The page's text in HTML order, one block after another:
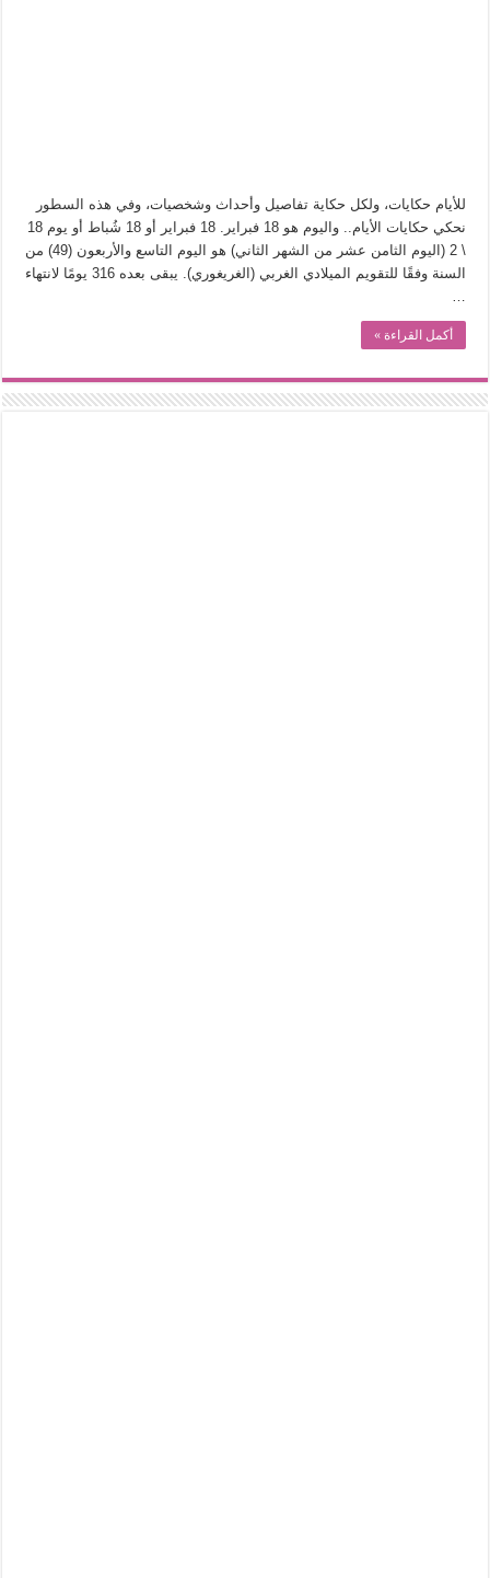
الطعام في الحضارة الإسلامية.. تاريخ يُقرأ بالنكهات
يوم شاهدت زينات صدقي على المسرح وسرحت!
للأيام حكايات، ولكل حكاية تفاصيل وأحداث وشخصيات، وفي هذه السطور
نحكي حكايات الأيام.. واليوم هو 18 فبراير. 18 فبراير أو 18 شُباط أو يوم 18
\ 2 (اليوم الثامن عشر من الشهر الثاني) هو اليوم التاسع والأربعون (49) من
السنة وفقًا للتقويم الميلادي الغربي (الغريغوري). يبقى بعده 316 يومًا لانتهاء
أكمل القراءة »